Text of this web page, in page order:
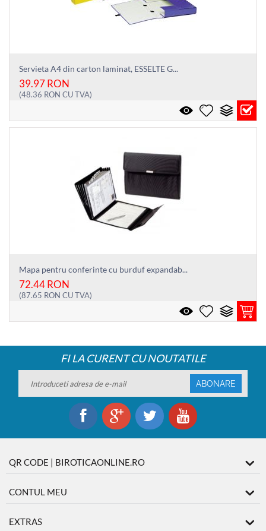
Servieta A4 din carton laminat, ESSELTE G...
39.97RON
(48.36 RON CU TVA)
Mapa pentru conferinte cu burduf expandab...
72.44RON
(87.65 RON CU TVA)
FI LA CURENT CU NOUTATILE
ABONARE
QR CODE | BIROTICAONLINE.RO
CONTUL MEU
EXTRAS